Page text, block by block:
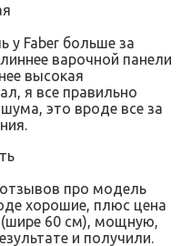
Faber больше за
варочной панели
высокая
я все правильно
это вроде все за
про модель
хорошие, плюс цена
(шире 60 см), мощную,
и получили.